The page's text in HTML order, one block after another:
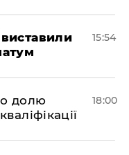
15:54
долю
18:00